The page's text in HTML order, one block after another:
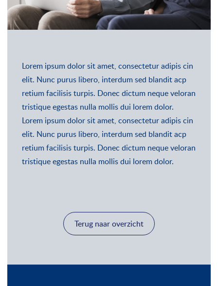
Lorem ipsum dolor sit amet, consectetur adipis cin
elit. Nunc purus libero, interdum sed blandit acp
retium facilisis turpis. Donec dictum neque veloran
tristique egestas nulla mollis dui lorem dolor.
Lorem ipsum dolor sit amet, consectetur adipis cin
elit. Nunc purus libero, interdum sed blandit acp
retium facilisis turpis. Donec dictum neque veloran
tristique egestas nulla mollis dui lorem dolor.
Terug naar overzicht